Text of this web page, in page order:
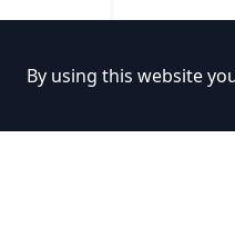
By using this website